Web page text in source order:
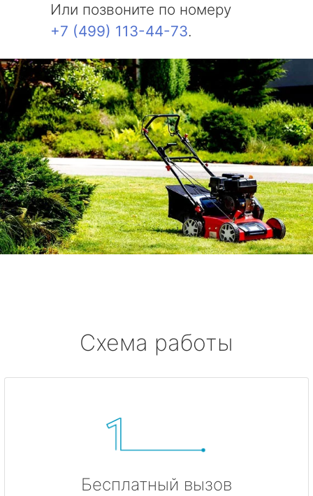
Или позвоните по номеру
+7 (499) 113-44-73.
Схема работы
Бесплатный вызов